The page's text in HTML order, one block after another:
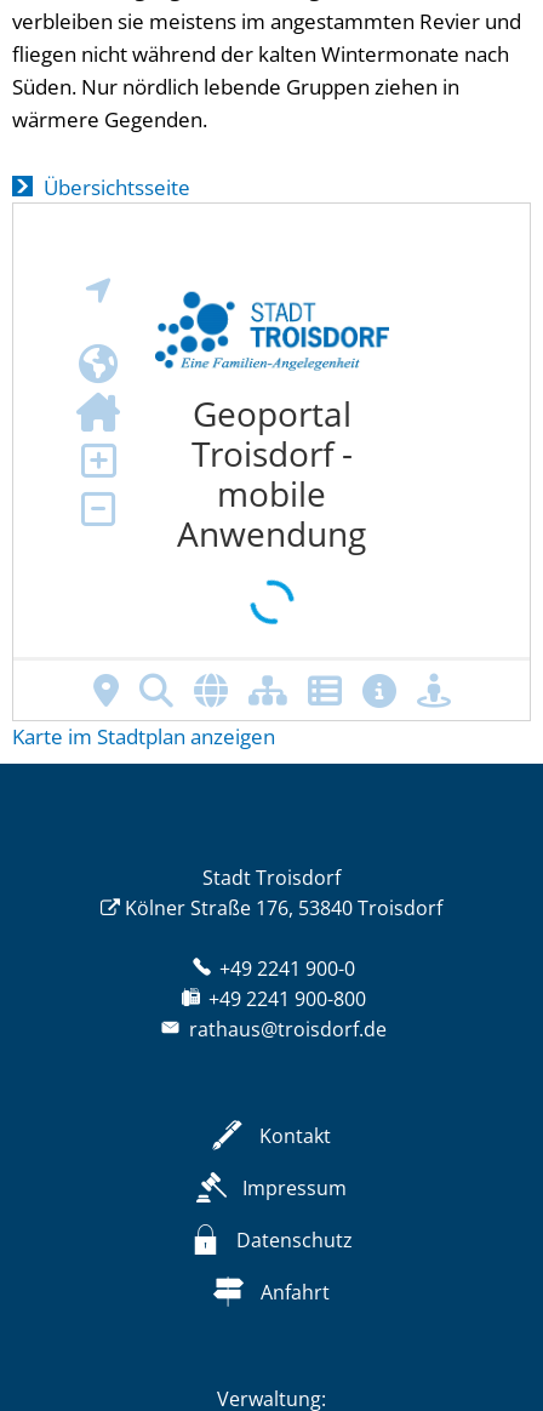
verbleiben sie meistens im angestammten Revier und
fliegen nicht während der kalten Wintermonate nach
Süden. Nur nördlich lebende Gruppen ziehen in
wärmere Gegenden.
Übersichtsseite
Karte im Stadtplan anzeigen
Stadt Troisdorf
Kölner Straße 176, 53840 Troisdorf
+49 2241 900-0
+49 2241 900-800
rathaus@troisdorf.de
Kontakt
Impressum
Datenschutz
Anfahrt
Verwaltung: